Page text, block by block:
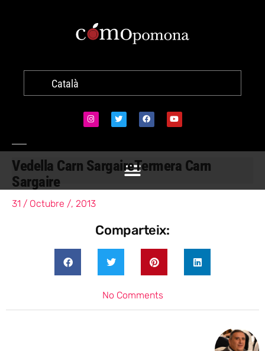
Català
Vedella Carn SargaireTermera Carn
Sargaire
31 / Octubre /, 2013
Comparteix:
No Comments